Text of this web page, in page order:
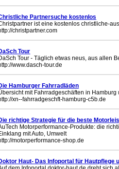
Partnersuche kostenlos
ist eine kostenlos christliche-
christpartner.com
Tour
Tour - Täglich etwas neus, aus allen
www.dasch-tour.de
Hamburger Fahrradläden
mit Fahrradgeschäften in Hamburg
xn--fahrradgeschft-hamburg-c5b.de
richtige Strategie für die beste
Motorperformance-Produkte: die
mit Auto, Umwelt
motorperformance-shop.de
Haut- Das Infoportal für Hautpflege